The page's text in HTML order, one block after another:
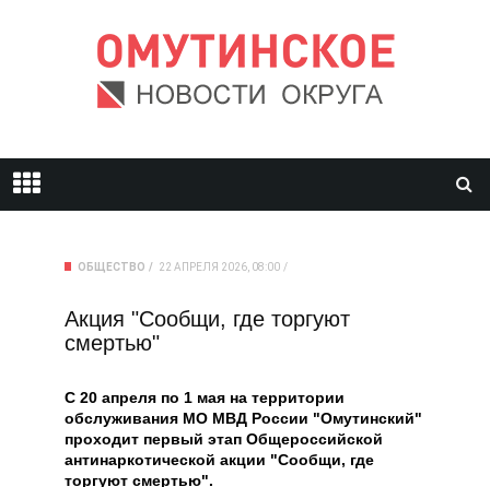
ОБЩЕСТВО 22 АПРЕЛЯ 2026, 08:00
Акция "Сообщи, где торгуют
смертью"
С 20 апреля по 1 мая на территории
обслуживания МО МВД России "Омутинский"
проходит первый этап Общероссийской
антинаркотической акции "Сообщи, где
торгуют смертью".